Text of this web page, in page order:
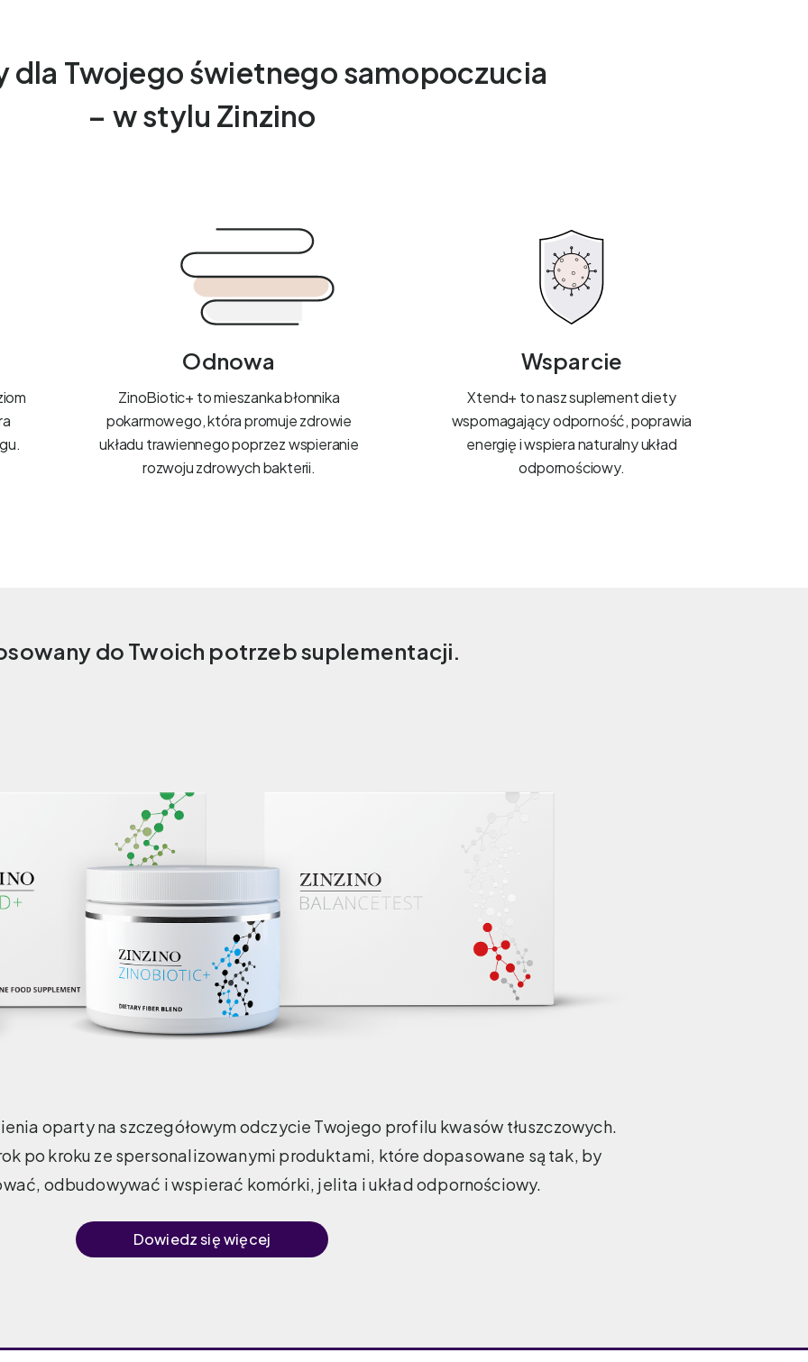
dla Twojego świetnego samopoczucia
– w stylu Zinzino
Odnowa
ZinoBiotic+ to mieszanka błonnika
pokarmowego, która promuje zdrowie
układu trawiennego poprzez wspieranie
rozwoju zdrowych bakterii.
Wsparcie
Xtend+ to nasz suplement diety
wspomagający odporność, poprawia
energię i wspiera naturalny układ
odpornościowy.
do Twoich potrzeb suplementacji.
oparty na szczegółowym odczycie Twojego profilu kwasów tłuszczowych.
po kroku ze spersonalizowanymi produktami, które dopasowane są tak, by
odbudowywać i wspierać komórki, jelita i układ odpornościowy.
Dowiedz się więcej